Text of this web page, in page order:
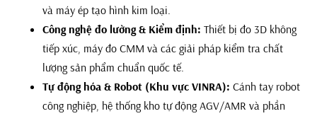
và máy ép tạo hình kim loại.
Công nghệ đo lường & Kiểm định: Thiết bị đo 3D không
tiếp xúc, máy đo CMM và các giải pháp kiểm tra chất
lượng sản phẩm chuẩn quốc tế.
Tự động hóa & Robot (Khu vực VINRA): Cánh tay robot
công nghiệp, hệ thống kho tự động AGV/AMR và phần